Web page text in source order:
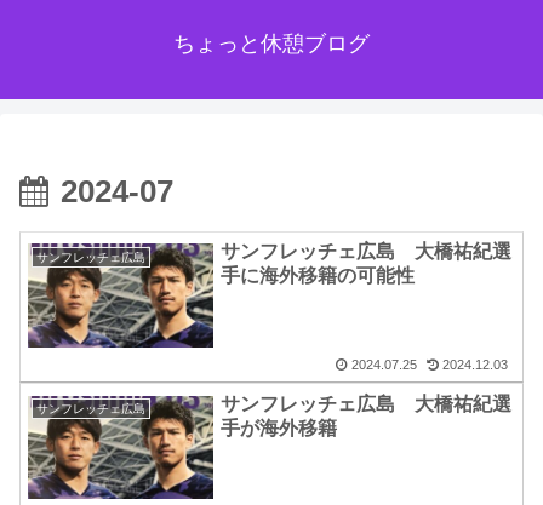
ちょっと休憩ブログ
2024-07
サンフレッチェ広島
サンフレッチェ広島 大橋祐紀選
手に海外移籍の可能性
2024.07.25 2024.12.03
サンフレッチェ広島
サンフレッチェ広島 大橋祐紀選
手が海外移籍